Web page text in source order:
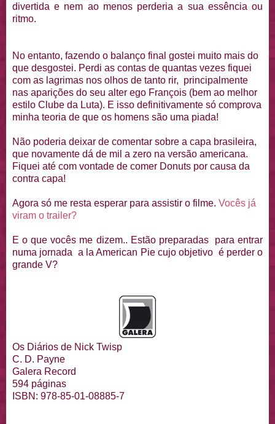
divertida e nem ao menos perderia a sua essência ou
ritmo.
No entanto, fazendo o balanço final gostei muito mais do
que desgostei. Perdi as contas de quantas vezes fiquei
com as lagrimas nos olhos de tanto rir, principalmente
nas aparições do seu alter ego François (bem ao melhor
estilo Clube da Luta). E isso definitivamente só comprova
minha teoria de que os homens são uma piada!
Não poderia deixar de comentar sobre a capa brasileira,
que novamente dá de mil a zero na versão americana.
Fiquei até com vontade de comer Donuts por causa da
contra capa!
Agora só me resta esperar para assistir o filme. Vocês já
viram o trailer?
E o que vocês me dizem.. Estão preparadas para entrar
numa jornada a la American Pie cujo objetivo é perder o
grande V?
Os Diários de Nick Twisp
C. D. Payne
Galera Record
594 páginas
ISBN: 978-85-01-08885-7